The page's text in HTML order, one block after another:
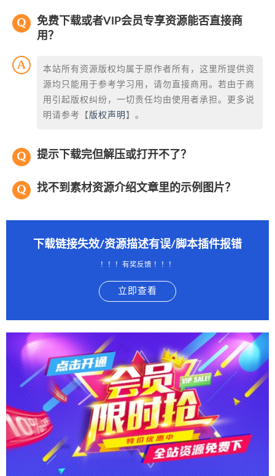
免费下载或者VIP会员专享资源能否直接商
用？
本站所有资源版权均属于原作者所有，这里所提供资
源均只能用于参考学习用，请勿直接商用。若由于商
用引起版权纠纷，一切责任均由使用者承担。更多说
明请参考【 版权声明 】。
提示下载完但解压或打开不了？
找不到素材资源介绍文章里的示例图片？
下载链接失效/资源描述有误/脚本插件报错
！！！有奖反馈 ！！！
立即查看